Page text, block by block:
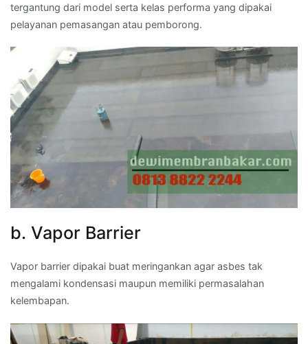
tergantung dari model serta kelas performa yang dipakai
pelayanan pemasangan atau pemborong.
b. Vapor Barrier
Vapor barrier dipakai buat meringankan agar asbes tak
mengalami kondensasi maupun memiliki permasalahan
kelembapan.